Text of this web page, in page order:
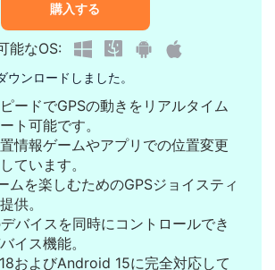
購入する
能なOS:
ンロードしました。
ードでGPSの動きをリアルタイム
ト可能です。
情報ゲームやアプリでの位置変更
ています。
ムを楽しむためのGPSジョイスティ
供。
バイスを同時にコントロールでき
イス機能。
およびAndroid 15に完全対応して